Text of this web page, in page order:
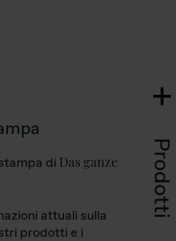
Prodotti
di Das ganze
attuali sulla
prodotti e i